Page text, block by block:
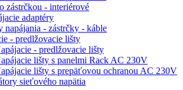
zástrčkou - interiérové
adaptéry
napájania - zástrčky - káble
- predlžovacie lišty
- predlžovacie lišty
lišty s panelmi Rack AC 230V
lišty s prepäťovou ochranou AC 230V
sieťového napätia